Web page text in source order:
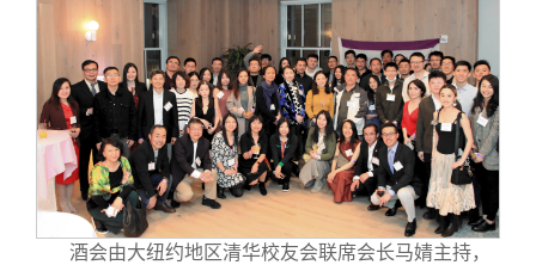
西南联大校友会
义工计划
新媒体平台
青春风采
校友文苑
校友讲坛
信息化服务
三创大赛
实用信息
总会简介
会长致辞
总会章程
关闭
酒会由大纽约地区清华校友会联席会长马婧主持，